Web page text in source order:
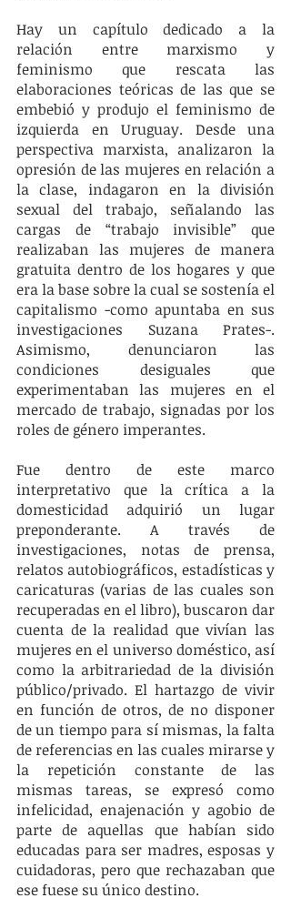
Hay un capítulo dedicado a la
relación entre marxismo y
feminismo que rescata las
elaboraciones teóricas de las que se
embebió y produjo el feminismo de
izquierda en Uruguay. Desde una
perspectiva marxista, analizaron la
opresión de las mujeres en relación a
la clase, indagaron en la división
sexual del trabajo, señalando las
cargas de “trabajo invisible” que
realizaban las mujeres de manera
gratuita dentro de los hogares y que
era la base sobre la cual se sostenía el
capitalismo -como apuntaba en sus
investigaciones Suzana Prates-.
Asimismo, denunciaron las
condiciones desiguales que
experimentaban las mujeres en el
mercado de trabajo, signadas por los
roles de género imperantes.
Fue dentro de este marco
interpretativo que la crítica a la
domesticidad adquirió un lugar
preponderante. A través de
investigaciones, notas de prensa,
relatos autobiográficos, estadísticas y
caricaturas (varias de las cuales son
recuperadas en el libro), buscaron dar
cuenta de la realidad que vivían las
mujeres en el universo doméstico, así
como la arbitrariedad de la división
público/privado. El hartazgo de vivir
en función de otros, de no disponer
de un tiempo para sí mismas, la falta
de referencias en las cuales mirarse y
la repetición constante de las
mismas tareas, se expresó como
infelicidad, enajenación y agobio de
parte de aquellas que habían sido
educadas para ser madres, esposas y
cuidadoras, pero que rechazaban que
ese fuese su único destino.